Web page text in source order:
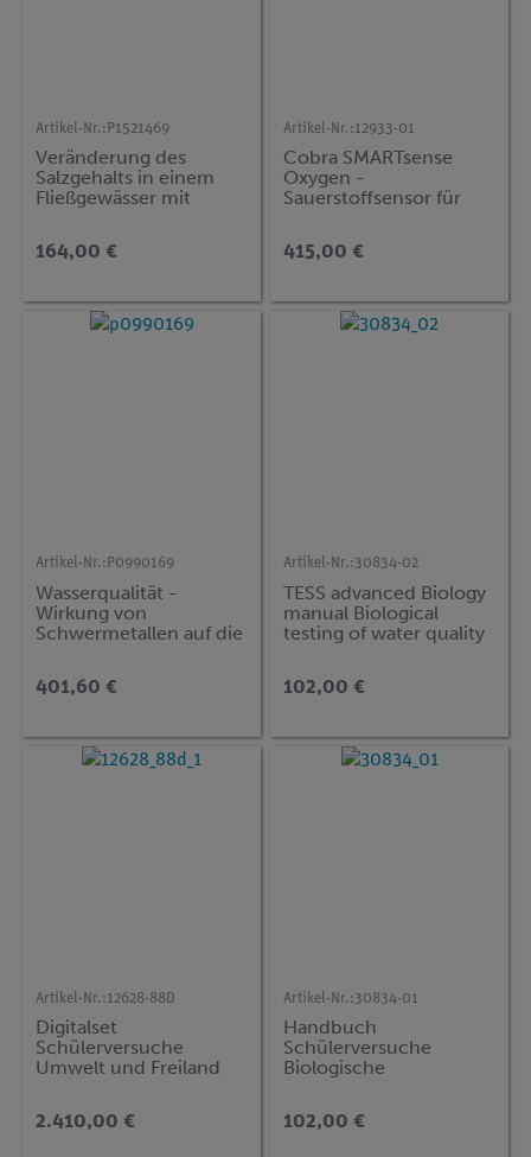
Artikel-Nr.: P1521469
Veränderung des
Salzgehalts in einem
Fließgewässer mit
164,00 €
Artikel-Nr.:12933-01
Cobra SMARTsense
Oxygen -
Sauerstoffsensor für
(Bluetooth + USB)
415,00 €
Artikel-Nr.: P0990169
Wasserqualität -
Wirkung von
Schwermetallen auf die
mit Cobra SMARTsense
401,60 €
Artikel-Nr.:30834-02
TESS advanced Biology
manual Biological
testing of water quality
102,00 €
Artikel-Nr.:12628-88D
Digitalset
Schülerversuche
Umwelt und Freiland
advanced Biologie
2.410,00 €
Artikel-Nr.:30834-01
Handbuch
Schülerversuche
Biologische
Biologie
102,00 €